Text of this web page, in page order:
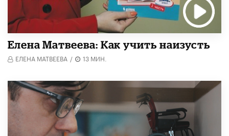
Елена Матвеева: Как учить наизусть
ЕЛЕНА МАТВЕЕВА / 13 МИН.